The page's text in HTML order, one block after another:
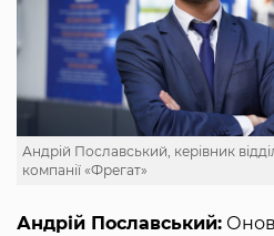
Андрій Пославський, керівник
компанії «Фрегат»
Андрій Пославський: